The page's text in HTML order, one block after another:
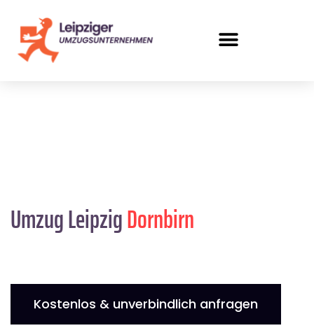
Umzug LeipzigDornbirn
Kostenlos & unverbindlich anfragen